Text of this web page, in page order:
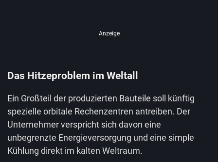
Anzeige
Das Hitzeproblem im Weltall
Ein Großteil der produzierten Bauteile soll künftig
spezielle orbitale Rechenzentren antreiben. Der
Unternehmer verspricht sich davon eine
unbegrenzte Energieversorgung und eine simple
Kühlung direkt im kalten Weltraum.